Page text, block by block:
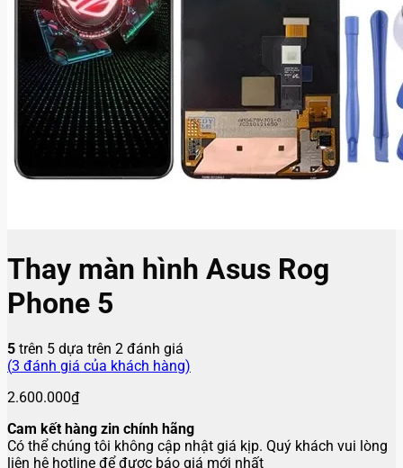
Thay màn hình Asus Rog
Phone 5
5 trên 5 dựa trên 2 đánh giá
(3 đánh giá của khách hàng)
2.600.000₫
Cam kết hàng zin chính hãng
Có thể chúng tôi không cập nhật giá kịp. Quý khách vui lòng
liên hệ hotline để được báo giá mới nhất